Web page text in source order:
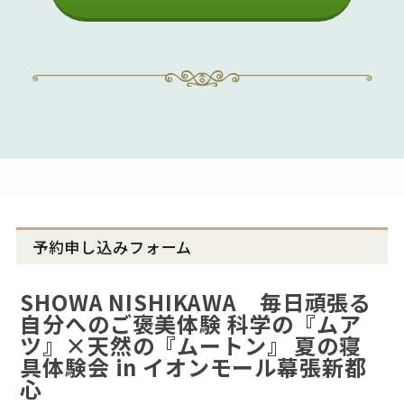
予約申し込みフォーム
SHOWA NISHIKAWA 毎日頑張る
自分へのご褒美体験 科学の『ムア
ツ』×天然の『ムートン』 夏の寝
具体験会 in イオンモール幕張新都
心